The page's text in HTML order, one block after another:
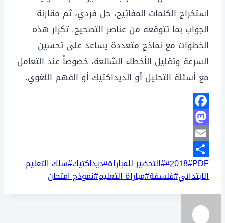
استخراج الكلمات المفاتيح، حل فردي، ثم مقارنة
الجواب بما تتوقعه من عناصر التصحيح. تكرار هذه
الخطوات مع نماذج متعددة يساعد على تحسين
السرعة وتقليل الأخطاء الشائعة، خصوصاً عند التعامل
مع أسئلة التحليل أو الديداكتيك أو الفهم اللغوي.
Facebook
Mastodon
Email
Share
وسوم
المقال:
#2018#PDF
#التحضير للمباراة#ديداكتيك#سلك التعليم
الابتدائي#فلسفة#مباراة التعليم#نموذج امتحان